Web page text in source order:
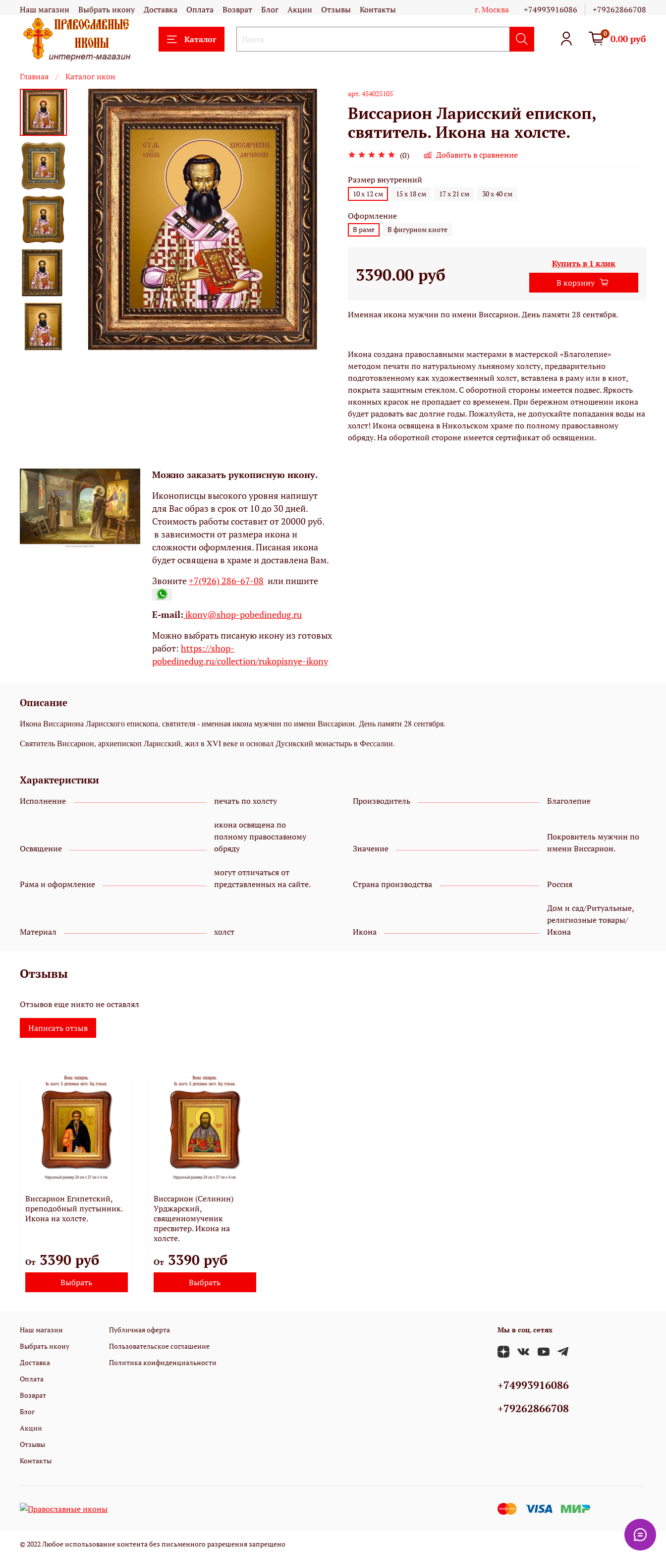
Наш магазин Выбрать икону Доставка Оплата Возврат Блог Акции Отзывы Контакты г. Москва +74993916086 +79262866708
Каталог
0 0.00 руб
Главная Каталог икон
арт.454025105
Виссарион Ла­рис­ский епископ,
святитель. Икона на холсте.
(0) Добавить в сравнение
Размер внутренний
10 х 12 см 15 х 18 см 17 х 21 см 30 х 40 см
Оформление
В раме В фигурном киоте
3390.00 руб
Купить в 1 клик
В корзину
Именная икона мужчин по имени Виссарион. День памяти 28 сентября.
Икона создана православными мастерами в мастерской «Благолепие»
методом печати по натуральному льняному холсту, предварительно
подготовленному как художественный холст, вставлена в раму или в киот,
покрыта защитным стеклом. С оборотной стороны имеется подвес. Яркость
иконных красок не пропадает со временем. При бережном отношении икона
будет радовать вас долгие годы. Пожалуйста, не допускайте попадания воды на
холст! Икона освящена в Никольском храме по полному православному
обряду. На оборотной стороне имеется сертификат об освящении.
Можно заказать рукописную икону.
Иконописцы высокого уровня напишут
для Вас образ в срок от 10 до 30 дней.
Стоимость работы составит от 20000 руб.
в зависимости от размера икона и
сложности оформления. Писаная икона
будет освящена в храме и доставлена Вам.
Звоните+7(926) 286-67-08 или пишите
Е-mail: ikony@shop-pobedinedug.ru
Можно выбрать писаную икону из готовых
работ:https://shop-
pobedinedug.ru/collection/rukopisnye-ikony
Описание
Икона Виссариона Ла­рис­ского епископа, святителя - именная икона мужчин по имени Виссарион. День памяти 28 сентября.
Свя­ти­тель Вис­са­ри­он, ар­хи­епи­скоп Ла­рис­ский, жил в XVI ве­ке и ос­но­вал Ду­сик­ский мо­на­стырь в Фес­са­лии.
Характеристики
Исполнение печать по холсту Производитель Благолепие
Освящение
икона освящена по
полному православному
обряду
Значение
Покровитель мужчин по
имени Виссарион.
Рама и оформление
могут отличаться от
представленных на сайте.
Страна производства Россия
Материал холст Икона
Дом и сад/Ритуальные,
религиозные товары/
Икона
Отзывы
Отзывов еще никто не оставлял
Написать отзыв
Виссарион Египетский,
преподобный пустынник.
Икона на холсте.
От 3390 руб
Выбрать
Виссарион (Селинин)
Урджарский,
священномученик
пресвитер. Икона на
холсте.
От3390 руб
Выбрать
Наш магазин
Выбрать икону
Доставка
Оплата
Возврат
Блог
Акции
Отзывы
Контакты
Публичная оферта
Пользовательское соглашение
Политика конфиденциальности
Мы в соц. сетях
+74993916086
+79262866708
© 2022 Любое использование контента без письменного разрешения запрещено